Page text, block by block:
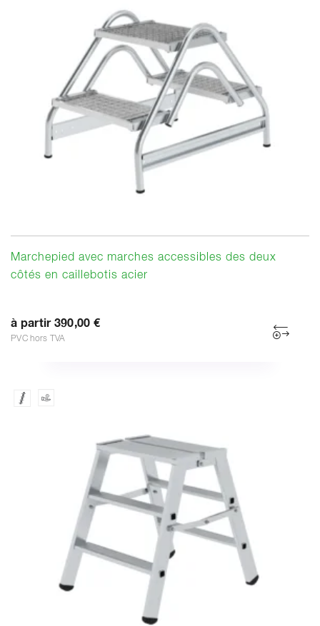
Marchepied avec marches accessibles des deux
côtés en caillebotis acier
à partir 390,00 €
PVC hors TVA